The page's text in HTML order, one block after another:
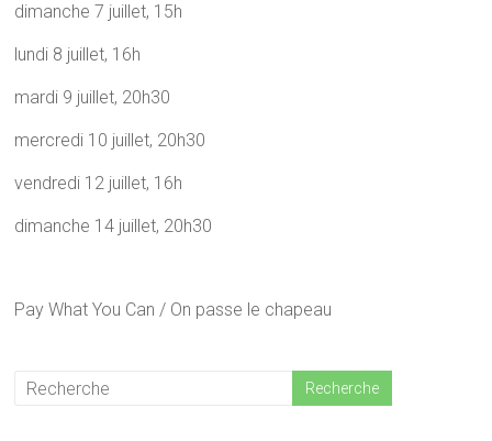
dimanche 7 juillet, 15h
lundi 8 juillet, 16h
mardi 9 juillet, 20h30
mercredi 10 juillet, 20h30
vendredi 12 juillet, 16h
dimanche 14 juillet, 20h30
Pay What You Can / On passe le chapeau